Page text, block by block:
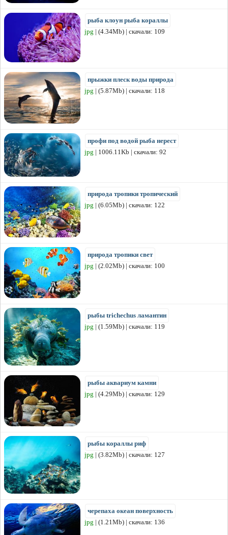
рыба клоун рыба кораллы
jpg | (4.34Mb) | скачали: 109
прыжки плеск воды природа
jpg | (5.87Mb) | скачали: 118
профи под водой рыба нерест
jpg | 1006.11Kb | скачали: 92
природа тропики тропический
jpg | (6.05Mb) | скачали: 122
природа тропики свет
jpg | (2.02Mb) | скачали: 100
рыбы trichechus ламантин
jpg | (1.59Mb) | скачали: 119
рыбы аквариум камни
jpg | (4.29Mb) | скачали: 129
рыбы кораллы риф
jpg | (3.82Mb) | скачали: 127
черепаха океан поверхность
jpg | (1.21Mb) | скачали: 136